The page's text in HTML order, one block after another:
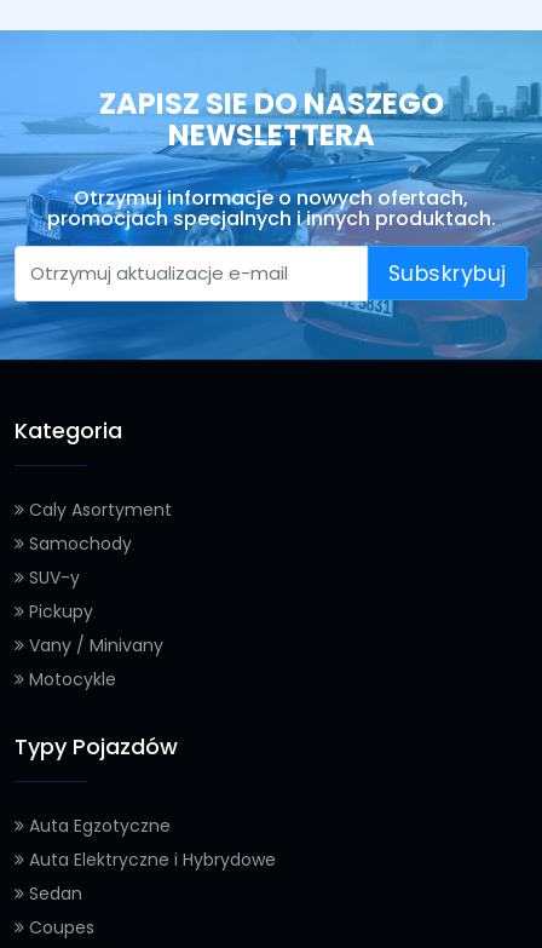
ZAPISZ SIE DO NASZEGO
NEWSLETTERA
Otrzymuj informacje o nowych ofertach,
promocjach specjalnych i innych produktach.
Subskrybuj
Kategoria
Caly Asortyment
Samochody
SUV-y
Pickupy
Vany / Minivany
Motocykle
Typy Pojazdów
Auta Egzotyczne
Auta Elektryczne i Hybrydowe
Sedan
Coupes